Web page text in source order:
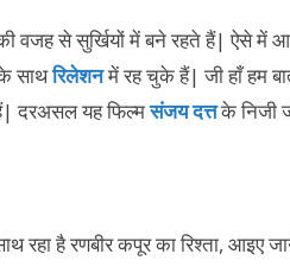
वजह से सुर्खियों में बने रहते हैं| ऐसे में
साथरिलेशनमें रह चुके हैं| जी हाँ हम
दरअसल यह फिल्मसंजय दत्तके निजी